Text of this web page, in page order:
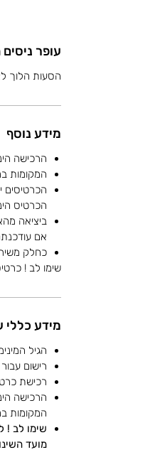
עופר ניסים
הסעות הלוך
מידע נוסף
הרכישה
המקומות
הכרטיסים
הכרטיס
ביציאה
אם
כחלק
שימו לב !
מידע כללי
הגיל
רישום עבור נוסעים
רכישת
הרכישה
המקומות
שימו לב !
מועד השינוי/